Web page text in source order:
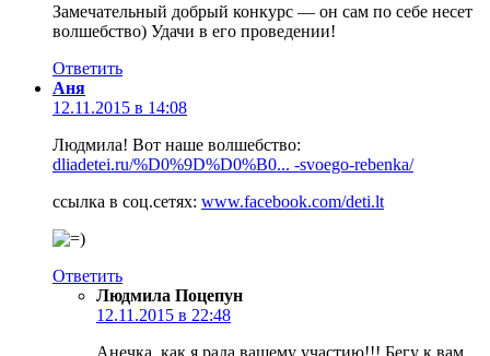
Замечательный добрый конкурс — он сам по себе несет
волшебство) Удачи в его проведении!
Ответить
Аня
12.11.2015 в 14:08
Людмила! Вот наше волшебство:
dliadetei.ru/%D0%9D%D0%B0... -svoego-rebenka/
ссылка в соц.сетях: www.facebook.com/deti.lt
Ответить
Людмила Поцепун
12.11.2015 в 22:48
Анечка, как я рада вашему участию!!! Бегу к вам